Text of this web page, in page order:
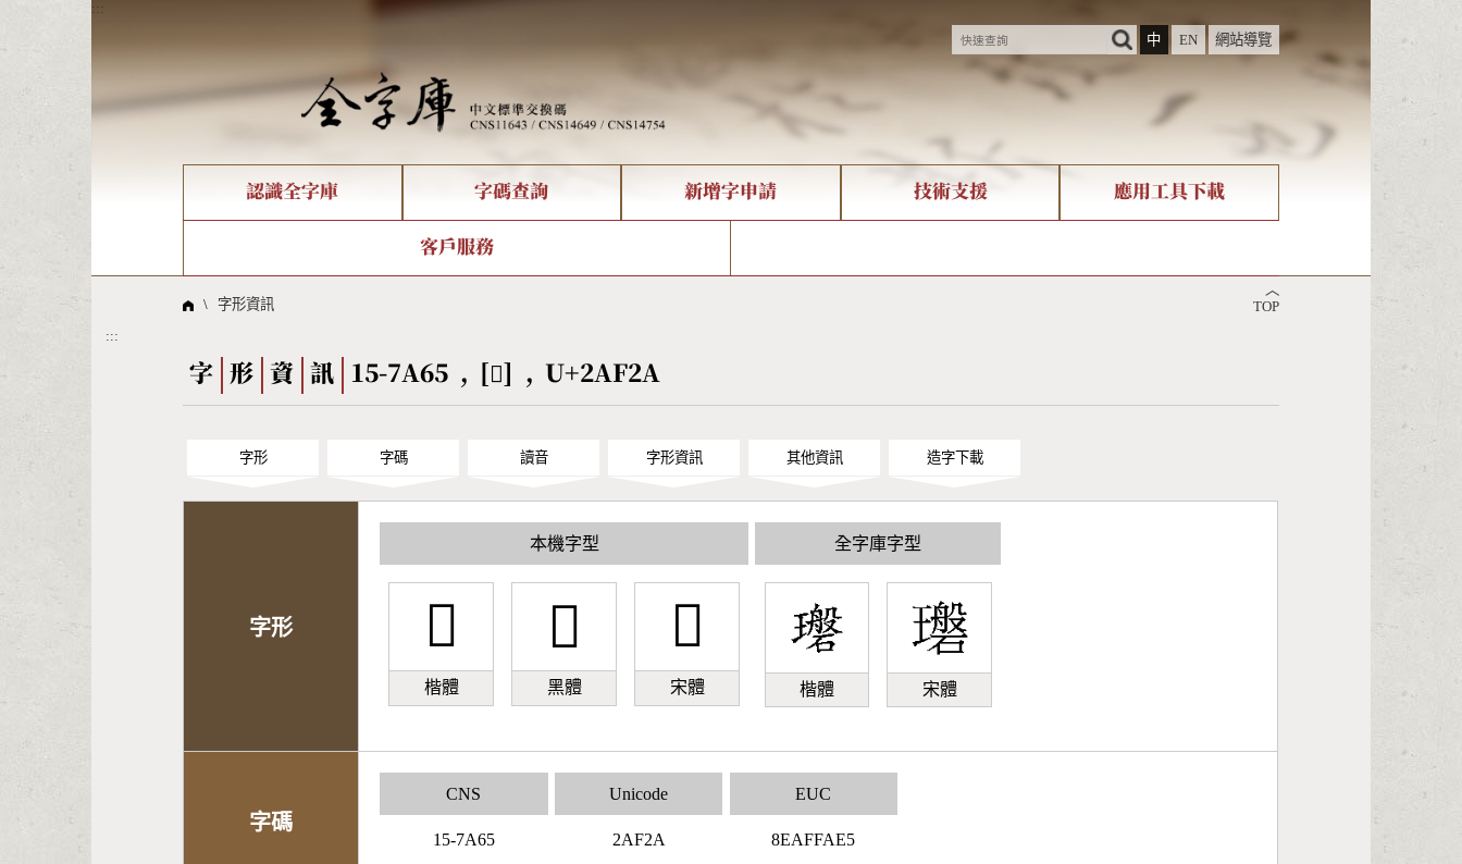
:::
中
EN 網站導覽
認識全字庫
全字庫現況
線上教學
字碼查詢
部件查詢
倉頡查詢
Big5查詢 拼音查詢
新增字申請 技術支援
造字解決方案
應用工具下載
字形下載
客戶服務
問題集
︿
TOP
\ 字形資訊
:::
字 形 資 訊 15-7A65 , [𪼪] , U+2AF2A
字形 字碼 讀音 字形資訊 其他資訊 造字下載
字形
本機字型
𪼪
楷體
𪼪
黑體
𪼪
宋體
全字庫字型
楷體 宋體
字碼
CNS
15-7A65
Unicode
2AF2A
EUC
8EAFFAE5